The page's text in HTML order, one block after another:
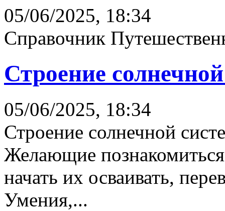
05/06/2025, 18:34
Справочник
Строение
05/06/2025, 18:34
Строение солнечной
Желающие
начать их осваивать,
Умения,...